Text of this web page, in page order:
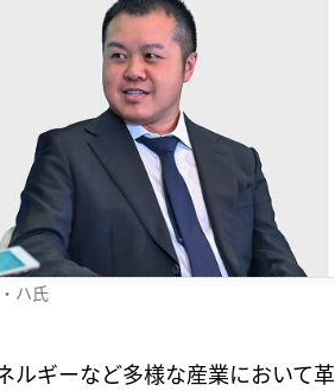
ハ氏
ルギーなど多様な産業において